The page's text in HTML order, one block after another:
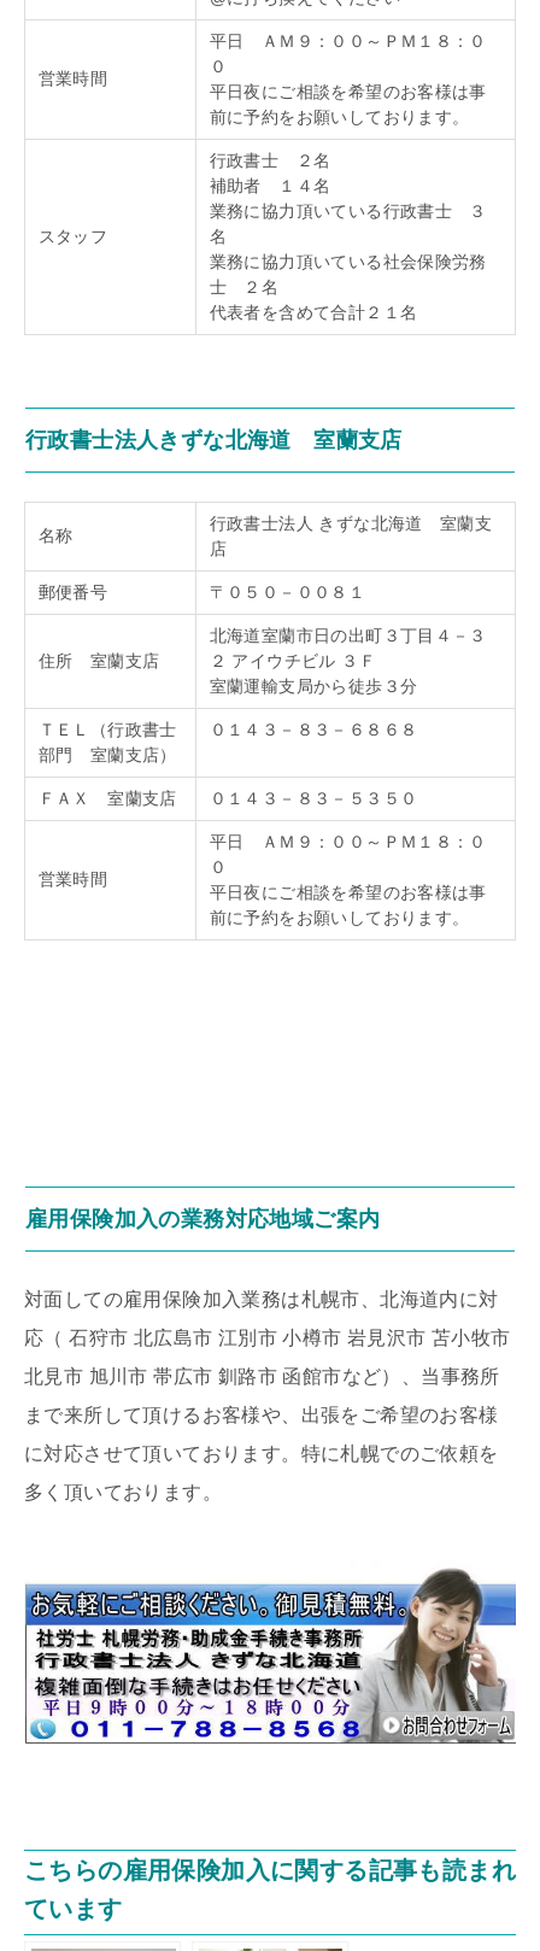
営業時間
平日 ＡＭ９：００～ＰＭ１８：０
０
平日夜にご相談を希望のお客様は事
前に予約をお願いしております。
スタッフ
行政書士 ２名
補助者 １４名
業務に協力頂いている行政書士 ３
名
業務に協力頂いている社会保険労務
士 ２名
代表者を含めて合計２１名
行政書士法人きずな北海道 室蘭支店
名称
行政書士法人 きずな北海道 室蘭支
店
郵便番号 〒０５０－００８１
住所 室蘭支店
北海道室蘭市日の出町３丁目４－３
２ アイウチビル ３Ｆ
室蘭運輸支局から徒歩３分
ＴＥＬ（行政書士
部門 室蘭支店）
０１４３－８３－６８６８
ＦＡＸ 室蘭支店 ０１４３－８３－５３５０
営業時間
平日 ＡＭ９：００～ＰＭ１８：０
０
平日夜にご相談を希望のお客様は事
前に予約をお願いしております。
雇用保険加入の業務対応地域ご案内
対面しての雇用保険加入業務は札幌市、北海道内に対
応（ 石狩市 北広島市 江別市 小樽市 岩見沢市 苫小牧市
北見市 旭川市 帯広市 釧路市 函館市など）、当事務所
まで来所して頂けるお客様や、出張をご希望のお客様
に対応させて頂いております。特に札幌でのご依頼を
多く頂いております。
こちらの雇用保険加入に関する記事も読まれ
ています